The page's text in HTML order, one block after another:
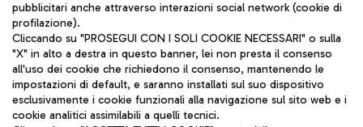
Aeroporti di Roma S.p.A. - Società soggetta a direzione e
pubblicitari anche attraverso interazioni social network (cookie di
profilazione).
Cliccando su "PROSEGUI CON I SOLI COOKIE NECESSARI" o sulla
"X" in alto a destra in questo banner, lei non presta il consenso
all'uso dei cookie che richiedono il consenso, mantenendo le
impostazioni di default, e saranno installati sul suo dispositivo
esclusivamente i cookie funzionali alla navigazione sul sito web e i
cookie analitici assimilabili a quelli tecnici.